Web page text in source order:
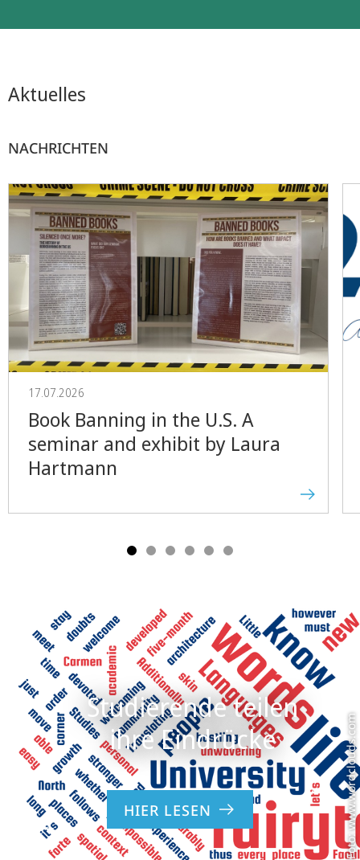
Aktuelles
NACHRICHTEN
17.07.2026
Book Banning in the U.S. A
seminar and exhibit by Laura
Hartmann
Foto: www.wordclouds.com
Studierende teilen
ihre Eindrücke
HIER LESEN